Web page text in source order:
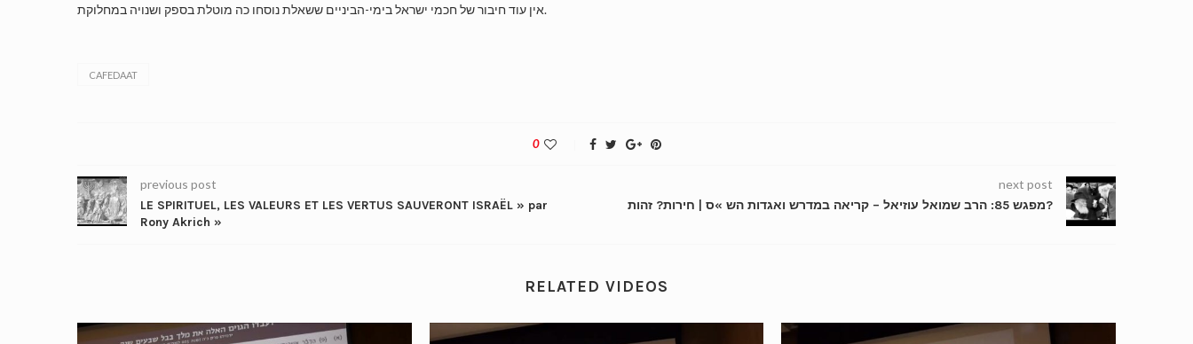
אין עוד חיבור של חכמי ישראל בימי-הביניים ששאלת נוסחו כה מוטלת בספק ושנויה במחלוקת.
CAFEDAAT
0
previous post
LE SPIRITUEL, LES VALEURS ET LES VERTUS SAUVERONT ISRAËL » par
Rony Akrich »
next post
מפגש 85: הרב שמואל עוזיאל – קריאה במדרש ואגדות הש »ס | חירות? זהות?
RELATED VIDEOS